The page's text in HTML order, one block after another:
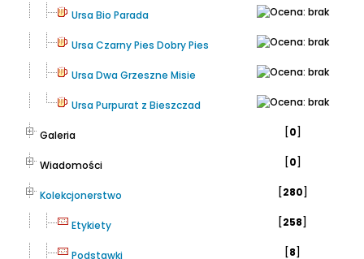
Ursa Bio Parada
Ursa Czarny Pies Dobry Pies
Ursa Dwa Grzeszne Misie
Ursa Purpurat z Bieszczad
Galeria [0]
Wiadomości [0]
Kolekcjonerstwo [280]
Etykiety [258]
Podstawki [8]